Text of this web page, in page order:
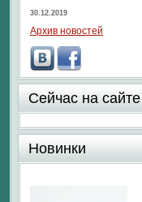
30.12.2019
Архив новостей
Сейчас на сайте
Новинки